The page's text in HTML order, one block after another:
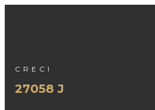
CRECI
27058 J